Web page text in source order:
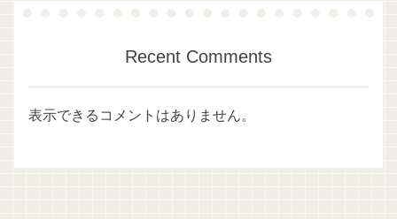
Recent Comments
表示できるコメントはありません。